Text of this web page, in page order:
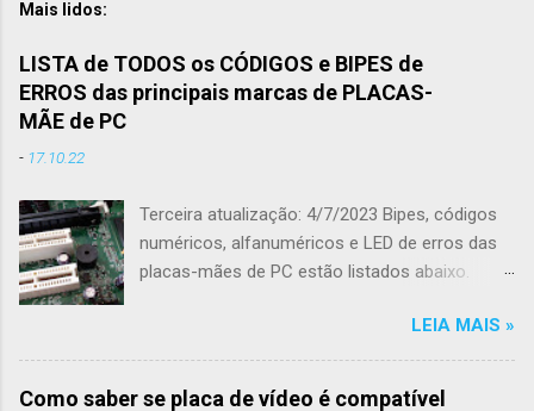
t
r
u
m
c
m
n
t
á
r
i
o
Mais lidos:
LISTA de TODOS os CÓDIGOS e BIPES de
ERROS das principais marcas de PLACAS-
MÃE de PC
- 17.10.22
Terceira atualização: 4/7/2023 Bipes, códigos
numéricos, alfanuméricos e LED de erros das
placas-mães de PC estão listados abaixo.
sites de suporte das fabricantes de placas-
mães de modo a não ter qualquer informação
equivocada. As marcas de placas-mães
LEIA MAIS »
Como saber se placa de vídeo é compatível